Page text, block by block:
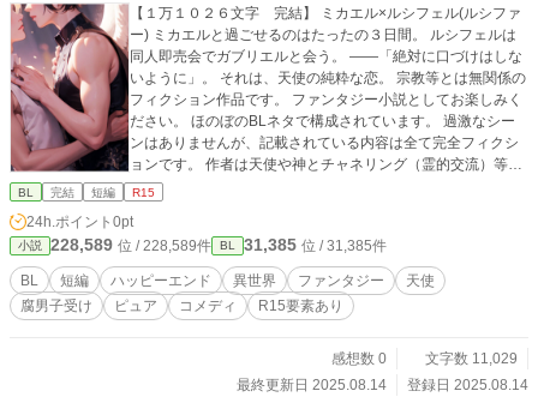
【１万１０２６文字 完結】 ミカエル×ルシフェル(ルシファ
ー) ミカエルと過ごせるのはたったの３日間。 ルシフェルは
同人即売会でガブリエルと会う。 ——「絶対に口づけはしな
いように」。 それは、天使の純粋な恋。 宗教等とは無関係の
フィクション作品です。 ファンタジー小説としてお楽しみく
ださい。 ほのぼのBLネタで構成されています。 過激なシー
ンはありませんが、記載されている内容は全て完全フィクシ
ョンです。 作者は天使や神とチャネリング（霊的交流）等で
きますが、この小説を実態や知識としては捉えないで頂ける
くな文体にちょいほろコメディなので、認識等は十分にご了
承のうえお楽しみください。 表紙イラストのみAI。生成後加
工して使用しました。 小説は全て手書きになります。 純粋な
天使の口付けと禁じられた恋の行方は——。同人即売会。そ
こは雄っぱいピンク祭りであった。
BL 完結 短編 R15
24h.ポイント 0pt
小説 228,589 位 / 228,589件 BL 31,385 位 / 31,385件
BL 短編 ハッピーエンド 異世界 ファンタジー
天使
腐男子受け
ピュア コメディ R15要素あり
感想数 0
文字数 11,029
最終更新日 2025.08.14
登録日 2025.08.14